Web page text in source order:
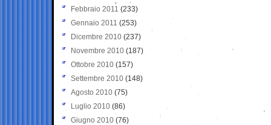
Febbraio 2011 (233)
Gennaio 2011 (253)
Dicembre 2010 (237)
Novembre 2010 (187)
Ottobre 2010 (157)
Settembre 2010 (148)
Agosto 2010 (75)
Luglio 2010 (86)
Giugno 2010 (76)